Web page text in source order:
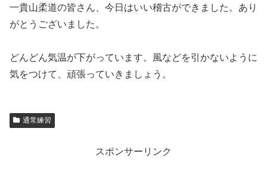
一貴山柔道の皆さん、今日はいい稽古ができました。あり
がとうございました。
どんどん気温が下がっています。風などを引かないように
気をつけて、頑張っていきましょう。
通常練習
スポンサーリンク